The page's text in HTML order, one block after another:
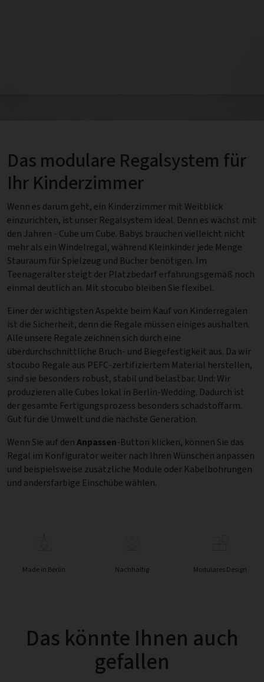
Das modulare Regalsystem für
Ihr Kinderzimmer
Wenn es darum geht, ein Kinderzimmer mit Weitblick
einzurichten, ist unser Regalsystem ideal. Denn es wächst mit
den Jahren - Cube um Cube. Babys brauchen vielleicht nicht
mehr als ein Windelregal, während Kleinkinder jede Menge
Stauraum für Spielzeug und Bücher benötigen. Im
Teenageralter steigt der Platzbedarf erfahrungsgemäß noch
einmal deutlich an. Mit stocubo bleiben Sie flexibel.
Einer der wichtigsten Aspekte beim Kauf von Kinderregalen
ist die Sicherheit, denn die Regale müssen einiges aushalten.
Alle unsere Regale zeichnen sich durch eine
überdurchschnittliche Bruch- und Biegefestigkeit aus. Da wir
stocubo Regale aus PEFC-zertifiziertem Material herstellen,
sind sie besonders robust, stabil und belastbar. Und: Wir
produzieren alle Cubes lokal in Berlin-Wedding. Dadurch ist
der gesamte Fertigungsprozess besonders schadstoffarm.
Gut für die Umwelt und die nächste Generation.
Wenn Sie auf denAnpassen-Button klicken, können Sie das
Regal im Konfigurator weiter nach Ihren Wünschen anpassen
und beispielsweise zusätzliche Module oder Kabelbohrungen
und andersfarbige Einschübe wählen.
Made in Berlin Nachhaltig Modulares Design
Das könnte Ihnen auch
gefallen